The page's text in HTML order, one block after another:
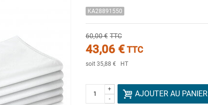
KA28891550
60,00 € TTC
43,06 €TTC
soit 35,88 € HT
-
+ AJOUTER AU PANIER